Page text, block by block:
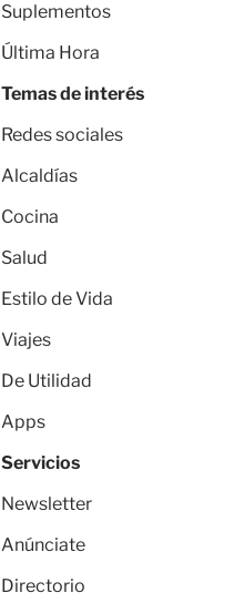
Suplementos
Última Hora
Temas de interés
Redes sociales
Alcaldías
Cocina
Salud
Estilo de Vida
Viajes
De Utilidad
Apps
Servicios
Newsletter
Anúnciate
Directorio